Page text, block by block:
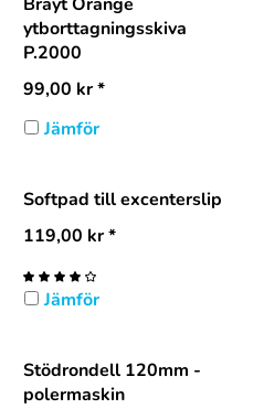
ytborttagningsskiva
P.2000
99,00 kr*
Jämför
Softpad till excenterslip
119,00 kr*
Jämför
Stödrondell 120mm -
polermaskin